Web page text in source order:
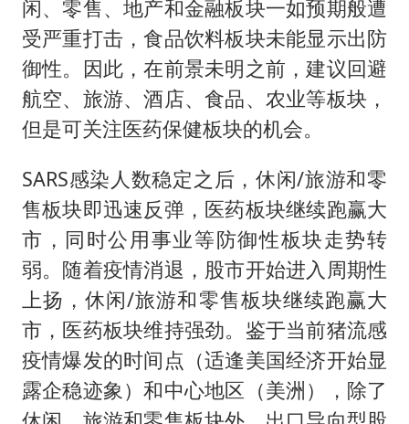
闲、零售、地产和金融板块一如预期般遭
受严重打击，食品饮料板块未能显示出防
御性。因此，在前景未明之前，建议回避
航空、旅游、酒店、食品、农业等板块，
但是可关注医药保健板块的机会。
SARS感染人数稳定之后，休闲/旅游和零
售板块即迅速反弹，医药板块继续跑赢大
市，同时公用事业等防御性板块走势转
弱。随着疫情消退，股市开始进入周期性
上扬，休闲/旅游和零售板块继续跑赢大
市，医药板块维持强劲。鉴于当前猪流感
疫情爆发的时间点（适逢美国经济开始显
露企稳迹象）和中心地区（美洲），除了